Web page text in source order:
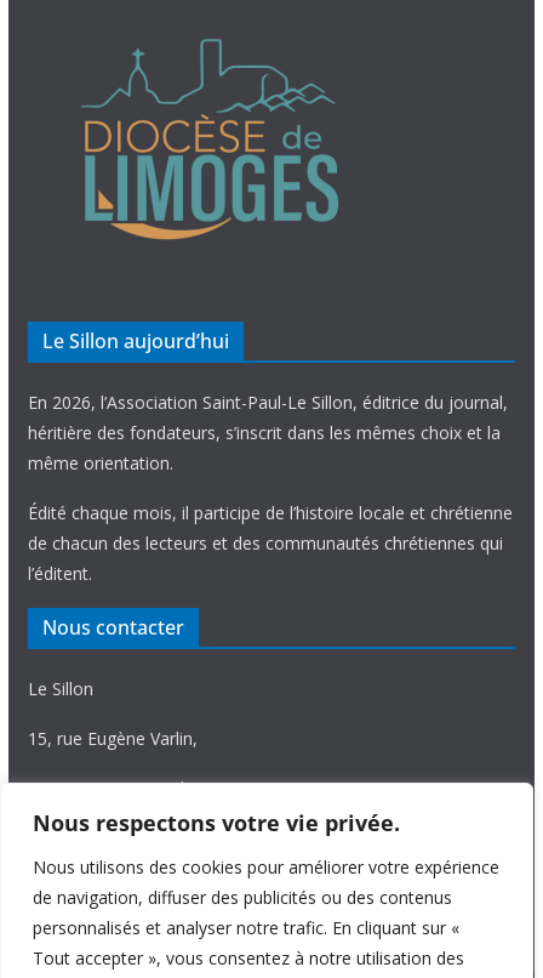
Nous respectons votre vie privée.
Nous utilisons des cookies pour améliorer votre expérience
de navigation, diffuser des publicités ou des contenus
personnalisés et analyser notre trafic. En cliquant sur «
Tout accepter », vous consentez à notre utilisation des
Le Sillon aujourd’hui
En 2026, l’Association Saint-Paul-Le Sillon, éditrice du journal,
héritière des fondateurs, s’inscrit dans les mêmes choix et la
même orientation.
Édité chaque mois, il participe de l’histoire locale et chrétienne
de chacun des lecteurs et des communautés chrétiennes qui
l’éditent.
Nous contacter
Le Sillon
15, rue Eugène Varlin,
87036 Limoges Cedex.
Tél. 05 55 06 14 15
Nous écrire